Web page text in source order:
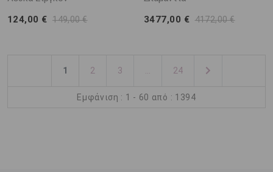
124,00 € 149,00 €
3477,00 € 4172,00 €
1 2 3 24
Εμφάνιση : 1 - 60 από : 1394